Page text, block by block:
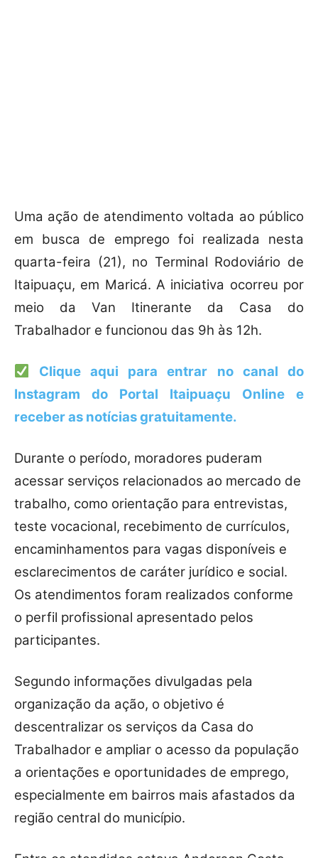
Uma ação de atendimento voltada ao público
em busca de emprego foi realizada nesta
quarta-feira (21), no Terminal Rodoviário de
Itaipuaçu, em Maricá. A iniciativa ocorreu por
meio da Van Itinerante da Casa do
Trabalhador e funcionou das 9h às 12h.
Clique aqui para entrar no canal do
Instagram do Portal Itaipuaçu Online e
receber as notícias gratuitamente.
Durante o período, moradores puderam
acessar serviços relacionados ao mercado de
trabalho, como orientação para entrevistas,
teste vocacional, recebimento de currículos,
encaminhamentos para vagas disponíveis e
esclarecimentos de caráter jurídico e social.
Os atendimentos foram realizados conforme
o perfil profissional apresentado pelos
participantes.
Segundo informações divulgadas pela
organização da ação, o objetivo é
descentralizar os serviços da Casa do
Trabalhador e ampliar o acesso da população
a orientações e oportunidades de emprego,
especialmente em bairros mais afastados da
região central do município.